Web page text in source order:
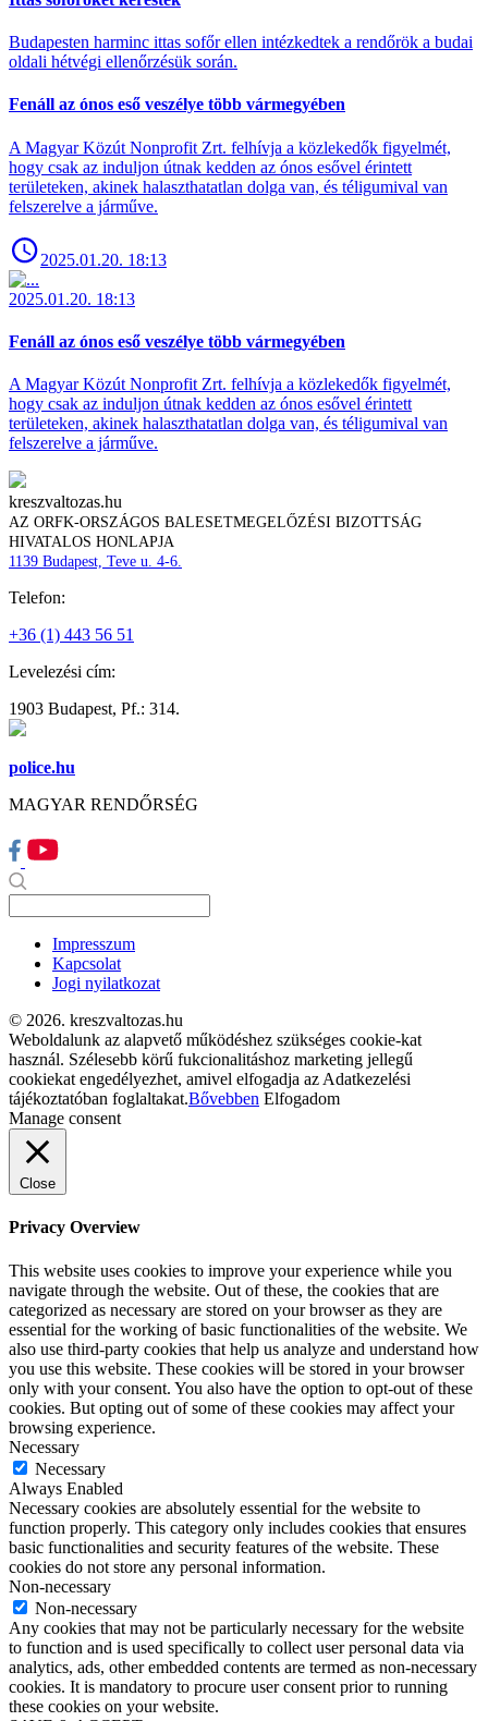
Budapesten harminc ittas sofőr ellen intézkedtek a rendőrök a budai
oldali hétvégi ellenőrzésük során.
Fenáll az ónos eső veszélye több vármegyében
A Magyar Közút Nonprofit Zrt. felhívja a közlekedők figyelmét,
hogy csak az induljon útnak kedden az ónos esővel érintett
területeken, akinek halaszthatatlan dolga van, és téligumival van
felszerelve a járműve.
2025.01.20. 18:13
2025.01.20. 18:13
Fenáll az ónos eső veszélye több vármegyében
A Magyar Közút Nonprofit Zrt. felhívja a közlekedők figyelmét,
hogy csak az induljon útnak kedden az ónos esővel érintett
területeken, akinek halaszthatatlan dolga van, és téligumival van
felszerelve a járműve.
kreszvaltozas.hu
AZ ORFK-ORSZÁGOS BALESETMEGELŐZÉSI BIZOTTSÁG
HIVATALOS HONLAPJA
1139 Budapest, Teve u. 4-6.
Telefon:
+36 (1) 443 56 51
Levelezési cím:
1903 Budapest, Pf.: 314.
police.hu
MAGYAR RENDŐRSÉG
Impresszum
Kapcsolat
Jogi nyilatkozat
© 2026. kreszvaltozas.hu
Weboldalunk az alapvető működéshez szükséges cookie-kat
használ. Szélesebb körű fukcionalitáshoz marketing jellegű
cookiekat engedélyezhet, amivel elfogadja az Adatkezelési
tájékoztatóban foglaltakat.Bővebben Elfogadom
Manage consent
Close
Privacy Overview
This website uses cookies to improve your experience while you
navigate through the website. Out of these, the cookies that are
categorized as necessary are stored on your browser as they are
essential for the working of basic functionalities of the website. We
also use third-party cookies that help us analyze and understand how
you use this website. These cookies will be stored in your browser
only with your consent. You also have the option to opt-out of these
cookies. But opting out of some of these cookies may affect your
browsing experience.
Necessary
Necessary
Always Enabled
Necessary cookies are absolutely essential for the website to
function properly. This category only includes cookies that ensures
basic functionalities and security features of the website. These
cookies do not store any personal information.
Non-necessary
Non-necessary
Any cookies that may not be particularly necessary for the website
to function and is used specifically to collect user personal data via
analytics, ads, other embedded contents are termed as non-necessary
cookies. It is mandatory to procure user consent prior to running
these cookies on your website.